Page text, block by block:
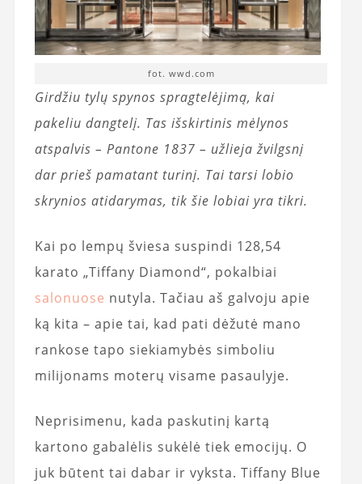
fot. wwd.com
Girdžiu tylų spynos spragtelėjimą, kai
pakeliu dangtelį. Tas išskirtinis mėlynos
atspalvis – Pantone 1837 – užlieja žvilgsnį
dar prieš pamatant turinį. Tai tarsi lobio
skrynios atidarymas, tik šie lobiai yra tikri.
Kai po lempų šviesa suspindi 128,54
karato „Tiffany Diamond“, pokalbiai
salonuose nutyla. Tačiau aš galvoju apie
ką kita – apie tai, kad pati dėžutė mano
rankose tapo siekiamybės simboliu
milijonams moterų visame pasaulyje.
Neprisimenu, kada paskutinį kartą
kartono gabalėlis sukėlė tiek emocijų. O
juk būtent tai dabar ir vyksta. Tiffany Blue